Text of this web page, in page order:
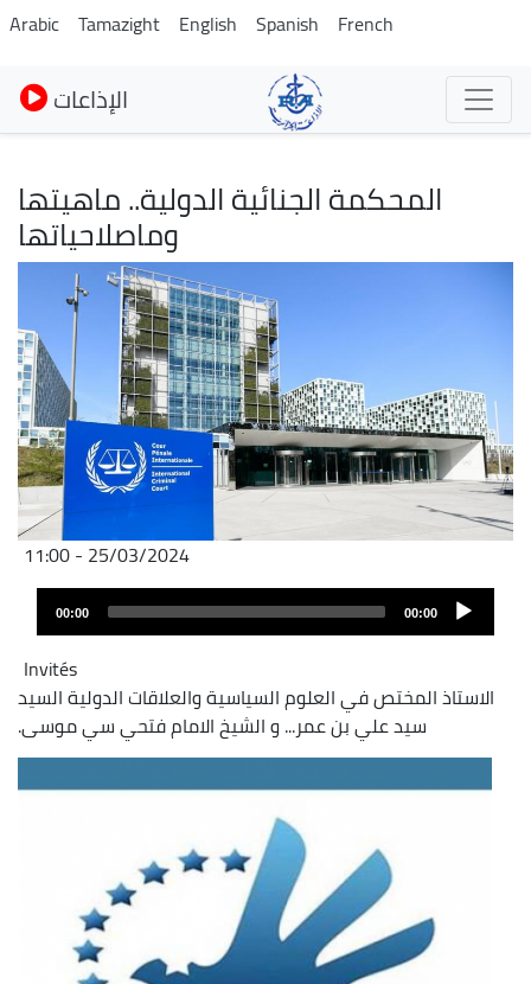
Pasar
al
contenido
principal
Arabic Tamazight English Spanish French
الإذاعات
المحكمة الجنائية الدولية.. ماهيتها
وماصلاحياتها
25/03/2024 - 11:00
00:00
00:00
Invités
الاستاذ المختص في العلوم السياسية والعلاقات الدولية السيد
سيد علي بن عمر... و الشيخ الامام فتحي سي موسى.